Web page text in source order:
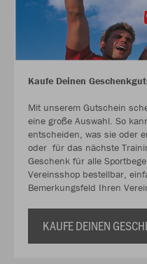
Kaufe Deinen
Mit unserem Gutschein
eine große Auswahl. So
entscheiden, was sie oder
oder für das nächste
Geschenk für alle
Vereinsshop bestellbar,
Bemerkungsfeld Ihren
KAUFE DEINEN